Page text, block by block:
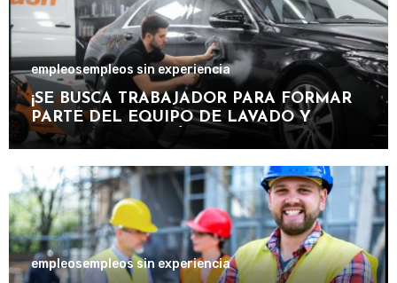
empleosempleos sin experiencia
¡SE BUSCA TRABAJADOR PARA FORMAR
PARTE DEL EQUIPO DE LAVADO Y
CUIDADO DE VEHÍCULOS EN
IMPORTANTE CENTRO DE SERVICIOS
AUTOMOTRICES!
empleosempleos sin experiencia